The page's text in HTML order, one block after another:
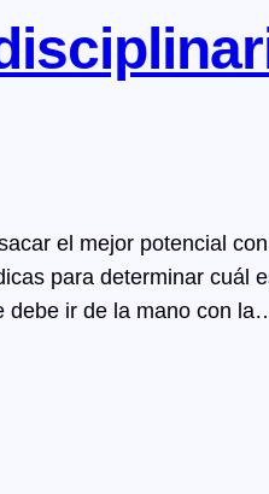
el mejor potencial
para determinar
debe ir de la mano con